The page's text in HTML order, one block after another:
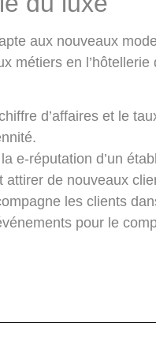
aux nouveaux
métiers en l’hôtellerie
d’affaires et le
e-réputation d’un
attirer de nouveaux
les clients
pour le